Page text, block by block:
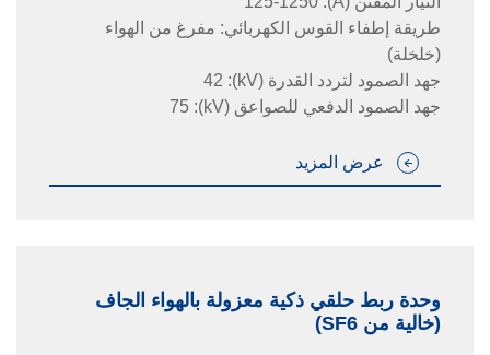
طريقة إطفاء القوس الكهربائي: مفرغ من الهواء
(خلخلة)
جهد الصمود لتردد القدرة (kV)
:
جهد الصمود الدفعي للصواعق (kV)
:
عرض المزيد
وحدة ربط حلقي ذكية معزولة بالهواء الجاف
(خالية من SF6)